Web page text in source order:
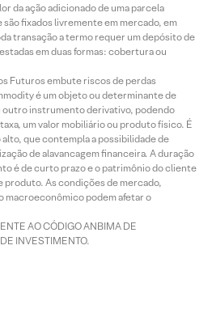
da ação adicionado de uma parcela
fixados livremente em mercado, em
transação a termo requer um depósito de
em duas formas: cobertura ou
Futuros embute riscos de perdas
é um objeto ou determinante de
instrumento derivativo, podendo
um valor mobiliário ou produto físico. É
que contempla a possibilidade de
de alavancagem financeira. A duração
é de curto prazo e o patrimônio do cliente
produto. As condições de mercado,
macroeconômico podem afetar o
AO CÓDIGO ANBIMA DE
INVESTIMENTO.